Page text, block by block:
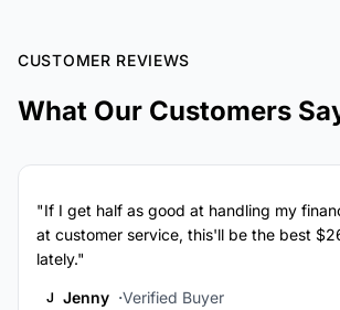
CUSTOMER REVIEWS
What Our Customers
"If I get half as good at handling my
at customer service, this'll be the best
lately."
J Jenny Verified Buyer